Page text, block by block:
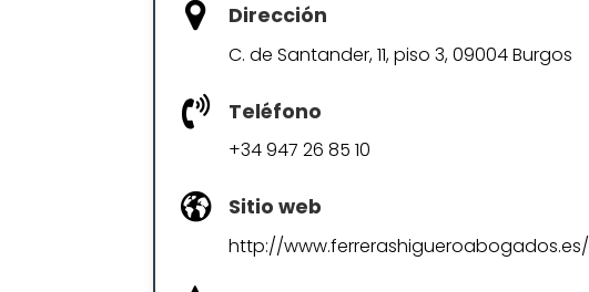
Dirección
C. de Santander, 11, piso 3, 09004 Burgos
Teléfono
+34 947 26 85 10
Sitio web
http://www.ferrerashigueroabogados.es/